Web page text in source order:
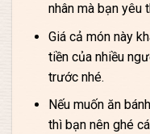
nhân mà bạn yêu
Giá cả món này
tiền của nhiều
trước nhé.
Nếu muốn ăn
thì bạn nên ghé